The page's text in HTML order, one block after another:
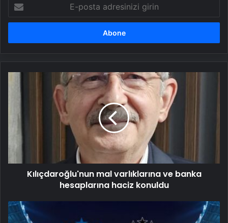
posta
adresinizi
Kılıçdaroğlu'nun mal varlıklarına ve banka
hesaplarına haciz konuldu
Beşiktaş
1-